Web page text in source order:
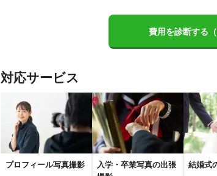
ご予約もご相談ください。
柔軟に対応致します。
・PayPay支払い可能です。
・撮影したお写真をHP・SNS、ポップ等
印刷媒体等でサービス紹介や
ポートフォリオ、他のお客様の
イメージLOOK BOOKに数枚使用させて
頂く場合が御座います。
お気が進まない場合はご連絡下さい。
飯塚市 直方市 小
遠賀町
久山町
島原市 雲仙市 南島原市 諫早市 大村市
時津町
松浦市 長崎市 佐々町 壱岐市 西
小値賀町
対馬市 五島市
【佐賀県】
費用を診断する（
対応サービス
プロフィール写真撮影
入学・卒業写真の出張
結婚式